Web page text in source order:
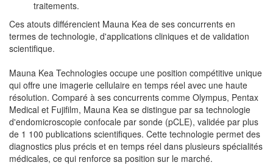
traitements.
Ces atouts différencient Mauna Kea de ses concurrents en
termes de technologie, d'applications cliniques et de validation
scientifique.
Mauna Kea Technologies occupe une position compétitive unique
qui offre une imagerie cellulaire en temps réel avec une haute
résolution. Comparé à ses concurrents comme Olympus, Pentax
Medical et Fujifilm, Mauna Kea se distingue par sa technologie
d'endomicroscopie confocale par sonde (pCLE), validée par plus
de 1 100 publications scientifiques. Cette technologie permet des
diagnostics plus précis et en temps réel dans plusieurs spécialités
médicales, ce qui renforce sa position sur le marché.